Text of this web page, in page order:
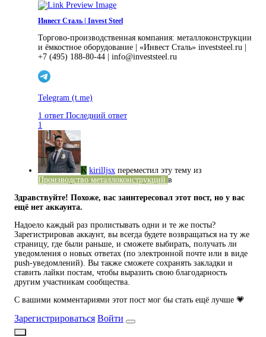
Инвест Сталь | Invest Steel
Торгово-производственная компания: металлоконструкции
и ёмкостное оборудование | «Инвест Сталь» investsteel.ru |
+7 (495) 188-80-44 | info@investsteel.ru
Telegram (t.me)
1 ответ Последний ответ
1
K kirilljsx переместил эту тему из
Производство металлоконструкций в
Здравствуйте! Похоже, вас заинтересовал этот пост, но у вас
ещё нет аккаунта.
Надоело каждый раз пролистывать одни и те же посты?
Зарегистрировав аккаунт, вы всегда будете возвращаться на ту же
страницу, где были раньше, и сможете выбирать, получать ли
уведомления о новых ответах (по электронной почте или в виде
push-уведомлений). Вы также сможете сохранять закладки и
ставить лайки постам, чтобы выразить свою благодарность
другим участникам сообщества.
С вашими комментариями этот пост мог бы стать ещё лучше 💗
Зарегистрироваться Войти